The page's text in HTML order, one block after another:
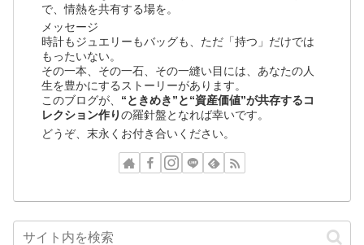
で、情熱を共有する場を。
メッセージ
時計もジュエリーもバッグも、ただ「持つ」だけでは
もったいない。
その一本、その一石、その一縫い目には、あなたの人
生を豊かにするストーリーがあります。
このブログが、 “ときめき”と“資産価値”が共存するコ
レクション作りの羅針盤となれば幸いです。
どうぞ、末永くお付き合いください。